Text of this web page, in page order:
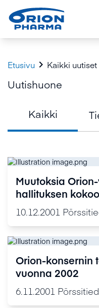
Etusivu  Kaikki uutiset
Uutishuone
Kaikki
Muutoksia
hallituksen
10.12.2001
Orion-konsernin
vuonna 2002
6.11.2001